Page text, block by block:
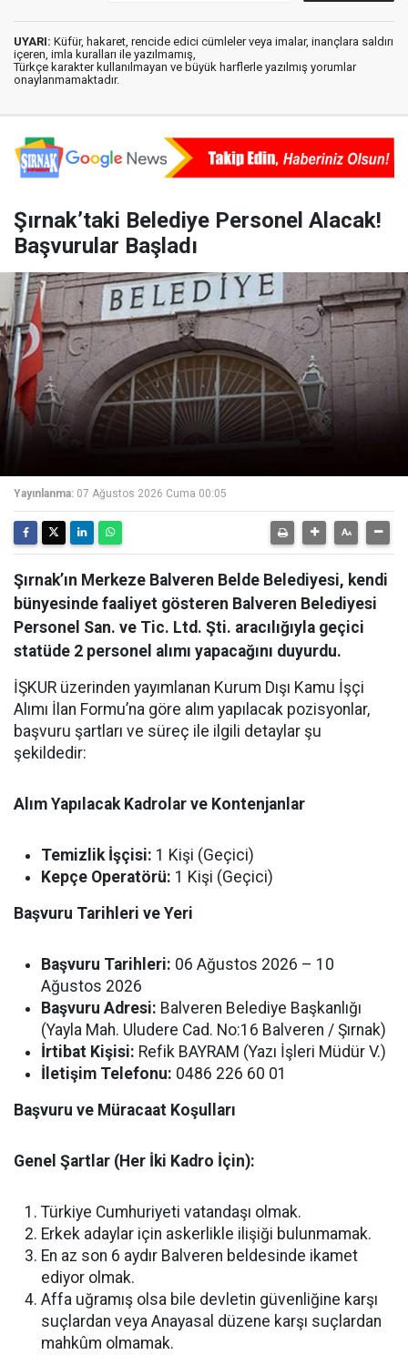
UYARI: Küfür, hakaret, rencide edici cümleler veya imalar, inançlara saldırı
içeren, imla kuralları ile yazılmamış,
Türkçe karakter kullanılmayan ve büyük harflerle yazılmış yorumlar
onaylanmamaktadır.
Şırnak’taki Belediye Personel Alacak!
Başvurular Başladı
Yayınlanma: 07 Ağustos 2026 Cuma 00:05
Şırnak’ın Merkeze Balveren Belde Belediyesi, kendi
bünyesinde faaliyet gösteren Balveren Belediyesi
Personel San. ve Tic. Ltd. Şti. aracılığıyla geçici
statüde 2 personel alımı yapacağını duyurdu.
İŞKUR üzerinden yayımlanan Kurum Dışı Kamu İşçi
Alımı İlan Formu’na göre alım yapılacak pozisyonlar,
başvuru şartları ve süreç ile ilgili detaylar şu
şekildedir:
Alım Yapılacak Kadrolar ve Kontenjanlar
Temizlik İşçisi: 1 Kişi (Geçici)
Kepçe Operatörü: 1 Kişi (Geçici)
Başvuru Tarihleri ve Yeri
Başvuru Tarihleri: 06 Ağustos 2026 – 10
Ağustos 2026
Başvuru Adresi: Balveren Belediye Başkanlığı
(Yayla Mah. Uludere Cad. No:16 Balveren / Şırnak)
İrtibat Kişisi: Refik BAYRAM (Yazı İşleri Müdür V.)
İletişim Telefonu: 0486 226 60 01
Başvuru ve Müracaat Koşulları
Genel Şartlar (Her İki Kadro İçin):
Türkiye Cumhuriyeti vatandaşı olmak.
Erkek adaylar için askerlikle ilişiği bulunmamak.
En az son 6 aydır Balveren beldesinde ikamet
ediyor olmak.
Affa uğramış olsa bile devletin güvenliğine karşı
suçlardan veya Anayasal düzene karşı suçlardan
mahkûm olmamak.